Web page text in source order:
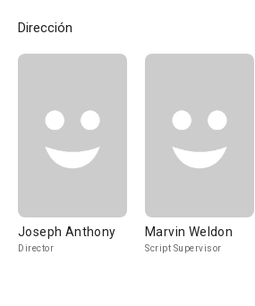
Dirección
Joseph Anthony
Director
Marvin Weldon
Script Supervisor